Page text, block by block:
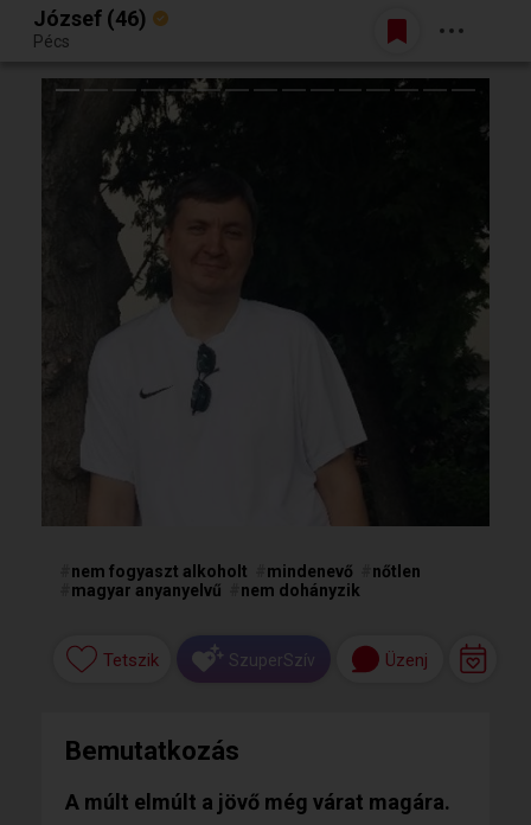
Egy jó randiból bármi lehet.
Belépés
József (46)
Pécs
nem fogyaszt alkoholt mindenevő
nőtlen
magyar anyanyelvű nem dohányzik
Tetszik SzuperSzív Üzenj
Bemutatkozás
A múlt elmúlt a jövő még várat magára.